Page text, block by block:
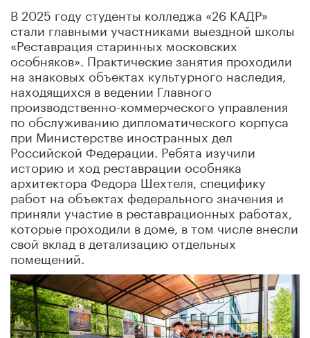
В 2025 году студенты колледжа «26 КАДР»
стали главными участниками выездной школы
«Реставрация старинных московских
особняков». Практические занятия проходили
на знаковых объектах культурного наследия,
находящихся в ведении Главного
производственно-коммерческого управления
по обслуживанию дипломатического корпуса
при Министерстве иностранных дел
Российской Федерации. Ребята изучили
историю и ход реставрации особняка
архитектора Федора Шехтеля, специфику
работ на объектах федерального значения и
приняли участие в реставрационных работах,
которые проходили в доме, в том числе внесли
свой вклад в детализацию отдельных
помещений.